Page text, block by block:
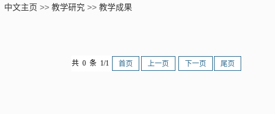
中文主页 >> 教学研究 >> 教学成果
共 0 条 1/1 首页 上一页 下一页 尾页